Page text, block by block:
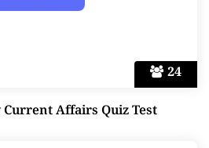
24
Current Affairs Quiz Test